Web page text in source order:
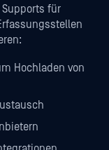
für
Hochladen von